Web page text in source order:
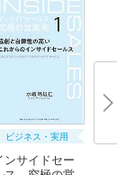
ビジネス・実用
ンサイドセー